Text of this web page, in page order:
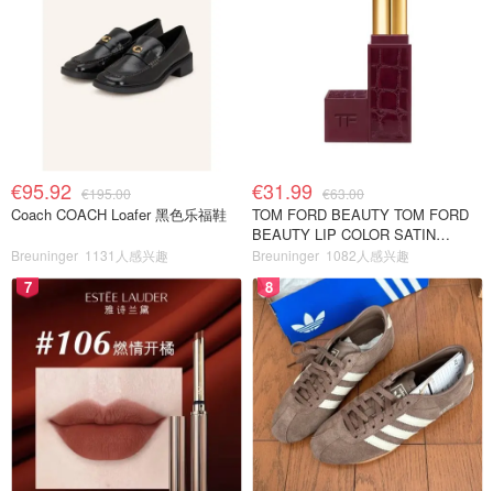
€95.92 €195.00
Coach COACH Loafer 黑色乐福鞋
Breuninger 1131人感兴趣
€31.99 €63.00
TOM FORD BEAUTY TOM FORD
BEAUTY LIP COLOR SATIN
MATTE 裸玫瑰口红
Breuninger 1082人感兴趣
7 8